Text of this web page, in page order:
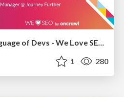
<Decoding/> the Language of Devs - We Love SEO 2024
1 280